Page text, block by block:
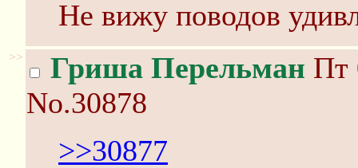
Не вижу поводов
>> Гриша Перельман Пт
No.30878
>>30877